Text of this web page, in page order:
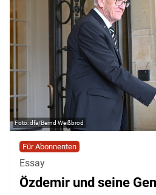
dfa/Bernd Weißbrod
Für Abonnenten
Essay
Özdemir und seine